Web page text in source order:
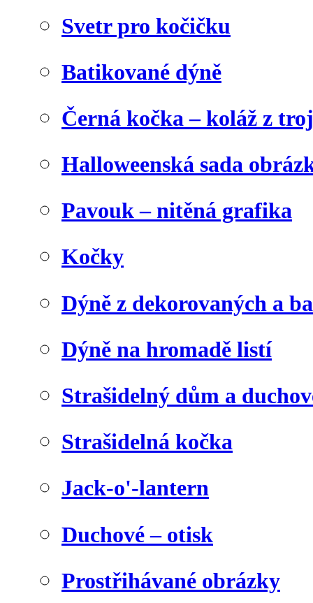
Svetr pro kočičku
Batikované dýně
Černá kočka – koláž z
Halloweenská sada
Pavouk – nitěná grafika
Kočky
Dýně z dekorovaných a
Dýně na hromadě listí
Strašidelný dům a
Strašidelná kočka
Jack-o'-lantern
Duchové – otisk
Prostřihávané obrázky